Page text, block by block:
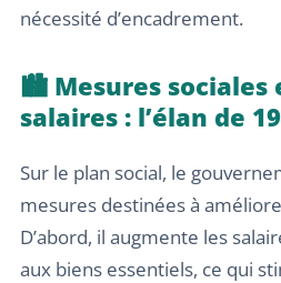
nécessité d’encadrement.
🏙️ Mesures sociales
salaires : l’élan de
Sur le plan social, le
mesures destinées à
D’abord, il augmente les
aux biens essentiels, ce qui